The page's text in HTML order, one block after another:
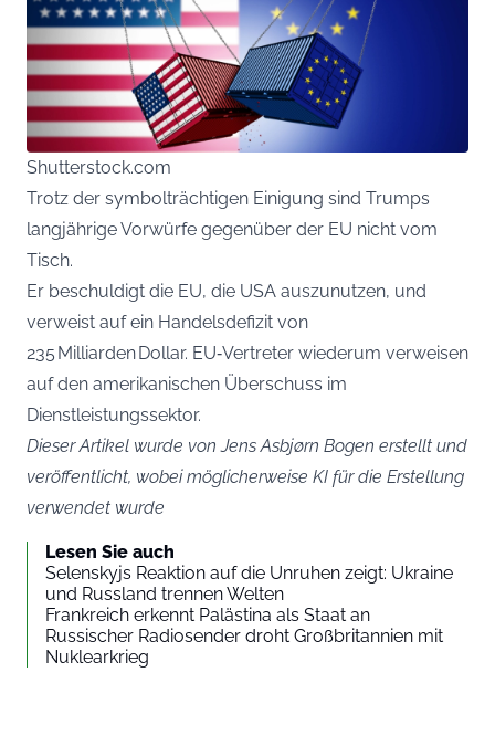
Shutterstock.com
Trotz der symbolträchtigen Einigung sind Trumps
langjährige Vorwürfe gegenüber der EU nicht vom
Tisch.
Er beschuldigt die EU, die USA auszunutzen, und
verweist auf ein Handelsdefizit von
235 Milliarden Dollar. EU‑Vertreter wiederum verweisen
auf den amerikanischen Überschuss im
Dienstleistungssektor.
Dieser Artikel wurde von Jens Asbjørn Bogen erstellt und
veröffentlicht, wobei möglicherweise KI für die Erstellung
verwendet wurde
Lesen Sie auch
Selenskyjs Reaktion auf die Unruhen zeigt: Ukraine
und Russland trennen Welten
Frankreich erkennt Palästina als Staat an
Russischer Radiosender droht Großbritannien mit
Nuklearkrieg